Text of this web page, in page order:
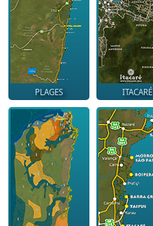
PLAGES ITACARÉ